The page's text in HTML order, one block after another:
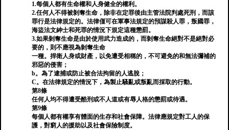
1.每個人都有生命權和人身健全的權利。
2.任何人不得被剝奪生命，除非在定罪後由主管法院判處死刑，而該
罪行是法律規定的。法律僅可在軍事法規定的預謀殺人罪，叛國罪，
海盜法文紳士和死罪的情況下規定這種懲罰。
3.如果剝奪生命是由於使用武力造成的，而剝奪生命絕對不是絕對必
要的，則不應視為剝奪生命
一種。捍衛人身或財產，以免遭受相稱的，不可避免的和無法彌補的
邪惡的侵害；
b。為了逮捕或防止被合法拘留的人逃脫；
C。在法律規定的情況下，為製止騷亂或叛亂而採取的行動。
第8條
任何人均不得遭受酷刑或不人道或有辱人格的懲罰或待遇。
第9條
每個人都有權享有體面的生存和社會保障。法律應規定對工人的保
護，對窮人的援助以及社會保險制度。